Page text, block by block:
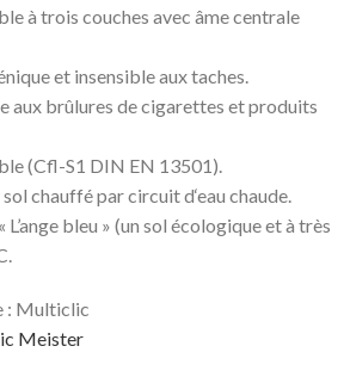
à trois couches avec âme centrale
et insensible aux taches.
aux brûlures de cigarettes et produits
(Cfl-S1 DIN EN 13501).
chauffé par circuit d‘eau chaude.
bleu » (un sol écologique et à très
: Multiclic
Meister